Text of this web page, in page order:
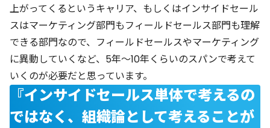
上がってくるというキャリア、もしくはインサイドセール
スはマーケティング部門もフィールドセールス部門も理解
できる部門なので、フィールドセールスやマーケティング
に異動していくなど、5年〜10年くらいのスパンで考えて
いくのが必要だと思っています。
『インサイドセールス単体で考えるの
ではなく、組織論として考えることが